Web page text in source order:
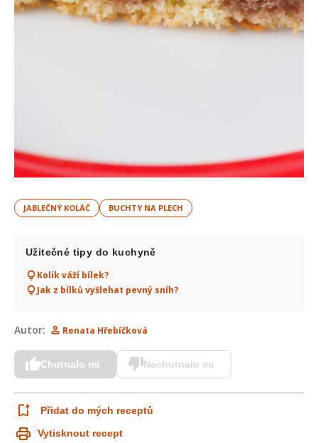
JABLEČNÝ KOLÁČ BUCHTY NA PLECH
Užitečné tipy do kuchyně
Kolik váží bílek?
Jak z bílků vyšlehat pevný sníh?
Autor: Renata Hřebíčková
Chutnalo mi Nechutnalo mi
Přidat do mých receptů
Vytisknout recept